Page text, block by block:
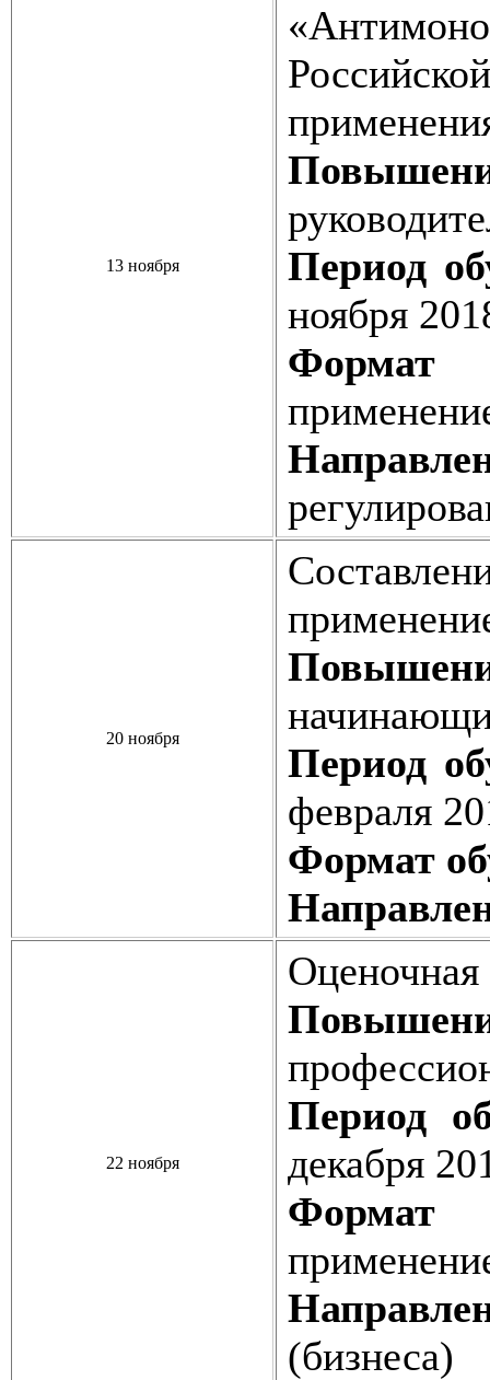
13 ноября
Период
ноября
Формат
20 ноября
Период
февраля
Формат
22 ноября
Оценочная
Период
декабря
Формат
(бизнеса)